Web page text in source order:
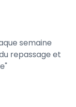
semaine
repassage et